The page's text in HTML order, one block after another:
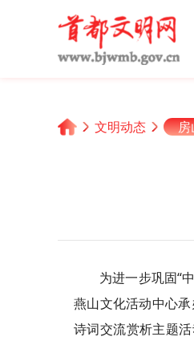
文明动态 房
为进一步巩固“
燕山文化活动中心
诗词交流赏析主题